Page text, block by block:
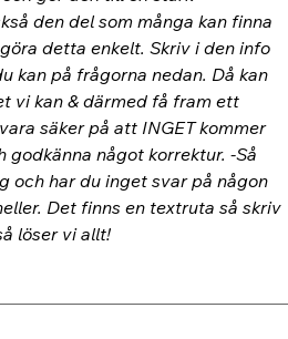
den del som många kan finna
detta enkelt. Skriv i den info
kan på frågorna nedan. Då kan
vi kan & därmed få fram ett
säker på att INGET kommer
godkänna något korrektur. -Så
och har du inget svar på någon
Det finns en textruta så skriv
löser vi allt!